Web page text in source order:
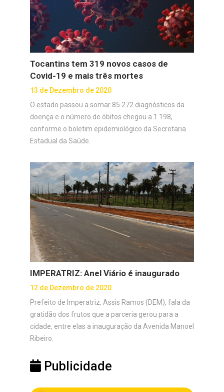
Tocantins tem 319 novos casos de
Covid-19 e mais três mortes
13 de Dezembro de 2020
O estado passou a somar 85.272 diagnósticos da
doença e o número de óbitos chegou a 1.198,
conforme o boletim epidemiológico da Secretaria
Estadual da Saúde.
IMPERATRIZ: Anel Viário é inaugurado
12 de Dezembro de 2020
Prefeito de Imperatriz, Assis Ramos (DEM), fala da
gratidão dos frutos que a parceria gerou para a
cidade, entre elas a inauguração da Avenida Manoel
Ribeiro.
Publicidade